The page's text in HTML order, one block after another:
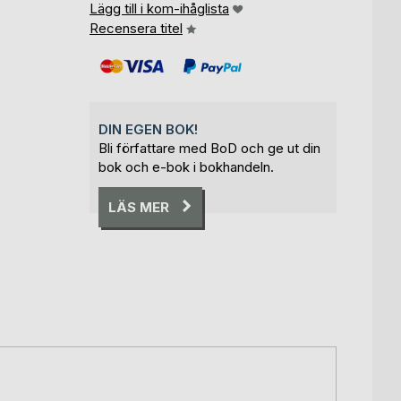
Lägg till i kom-ihåglista
Recensera titel
DIN EGEN BOK!
Bli författare med BoD och ge ut din
bok och e-bok i bokhandeln.
LÄS MER